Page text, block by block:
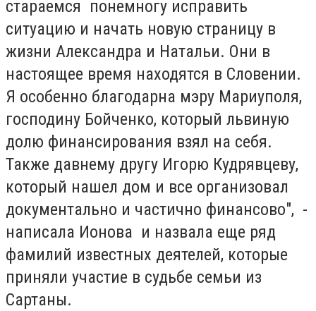
стараемся понемногу исправить
ситуацию и начать новую страницу в
жизни Александра и Натальи. Они в
настоящее время находятся в Словении.
Я особенно благодарна мэру Мариуполя,
господину Бойченко, который львиную
долю финансирования взял на себя.
Также давнему другу Игорю Кудрявцеву,
который нашел дом и все организовал
документально и частично финансово", -
написала Ионова и назвала еще ряд
фамилий известных деятелей, которые
приняли участие в судьбе семьи из
Сартаны.